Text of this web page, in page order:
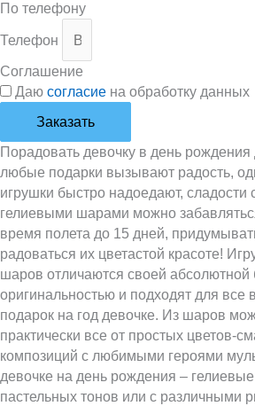
По телефону
Телефон
Соглашение
Даю согласие на обработку данных
Заказать
Порадовать девочку в день рождения
любые подарки вызывают радость,
игрушки быстро надоедают, сладости
гелиевыми шарами можно
время полета до 15 дней,
радоваться их цветастой красоте!
шаров отличаются своей абсолютной
оригинальностью и подходят для все
подарок на год девочке. Из шаров
практически все от простых цветов-
композиций с любимыми героями
девочке на день рождения –
пастельных тонов или с различными